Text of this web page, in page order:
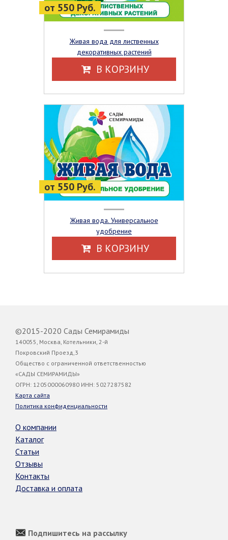
от 550 Руб.
Живая вода для лиственных
декоративных растений
В КОРЗИНУ
от 550 Руб.
Живая вода. Универсальное
удобрение
В КОРЗИНУ
©2015-2020 Сады Семирамиды
140055, Москва, Котельники, 2-й
Покровский Проезд,3
Общество с ограниченной ответственностью
«САДЫ СЕМИРАМИДЫ»
ОГРН: 1205000060980 ИНН: 5027287582
Карта сайта
Политика конфиденциальности
О компании
Каталог
Статьи
Отзывы
Контакты
Доставка и оплата
Подпишитесь на рассылку